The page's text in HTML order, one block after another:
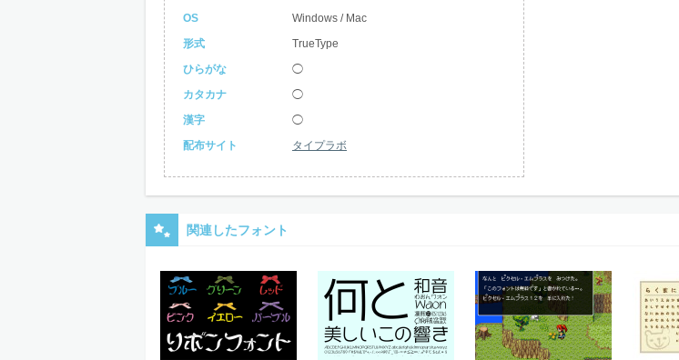
OS
Windows / Mac
形式
TrueType
ひらがな
◯
カタカナ
◯
漢字
◯
配布サイト
タイプラボ
関連したフォント